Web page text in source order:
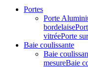
Portes
Porte
bordelaise
vitréePorte
Baie coulissante
Baie
mesureBaie